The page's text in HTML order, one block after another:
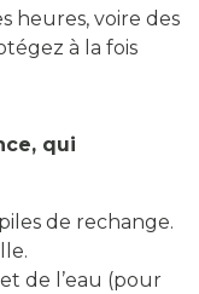
heures, voire des
à la fois
qui
de rechange.
de l’eau (pour